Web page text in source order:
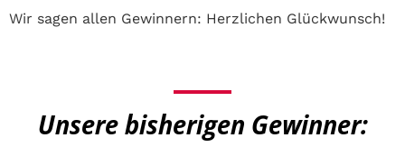
Wir sagen allen Gewinnern: Herzlichen Glückwunsch!
Unsere bisherigen Gewinner: